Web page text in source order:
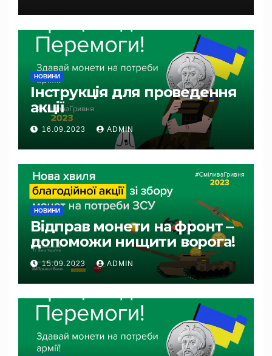
НОВИНИ
Інструкція для проведення
акції
16.09.2023 ADMIN
НОВИНИ
Відправ монети на фронт ‒
допоможи нищити ворога!
15.09.2023 ADMIN